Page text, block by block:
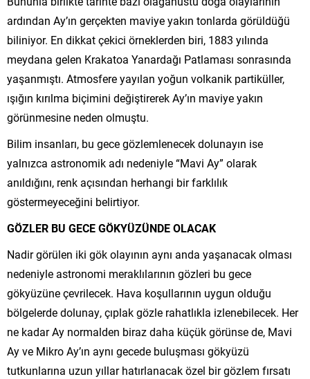
ardından Ay’ın gerçekten maviye yakın tonlarda görüldüğü
biliniyor. En dikkat çekici örneklerden biri, 1883 yılında
meydana gelen Krakatoa Yanardağı Patlaması sonrasında
yaşanmıştı. Atmosfere yayılan yoğun volkanik partiküller,
ışığın kırılma biçimini değiştirerek Ay’ın maviye yakın
görünmesine neden olmuştu.
Bilim insanları, bu gece gözlemlenecek dolunayın ise
yalnızca astronomik adı nedeniyle “Mavi Ay” olarak
anıldığını, renk açısından herhangi bir farklılık
göstermeyeceğini belirtiyor.
GÖZLER BU GECE GÖKYÜZÜNDE OLACAK
Nadir görülen iki gök olayının aynı anda yaşanacak olması
nedeniyle astronomi meraklılarının gözleri bu gece
gökyüzüne çevrilecek. Hava koşullarının uygun olduğu
bölgelerde dolunay, çıplak gözle rahatlıkla izlenebilecek. Her
ne kadar Ay normalden biraz daha küçük görünse de, Mavi
Ay ve Mikro Ay’ın aynı gecede buluşması gökyüzü
tutkunlarına uzun yıllar hatırlanacak özel bir gözlem fırsatı